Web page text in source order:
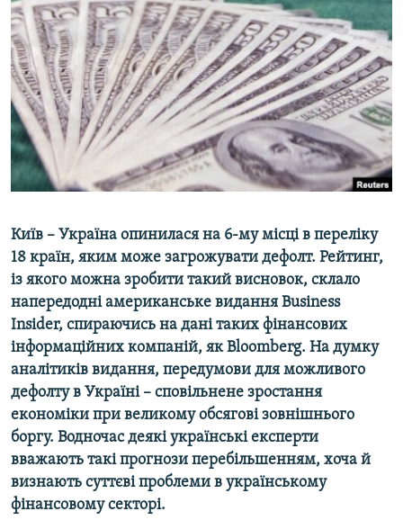
СВІТ
КИТАЙ.ВИКЛИКИ
МУЛЬТИМЕДІА
ФОТО
СПЕЦПРОЄКТИ
ПОДКАСТИ
УКР
КТАТ
ДОЛУЧАЙСЯ!
Усі сайти RFE/RL
Київ – Україна опинилася на 6-му місці в переліку
18 країн, яким може загрожувати дефолт. Рейтинг,
із якого можна зробити такий висновок, склало
напередодні американське видання Business
Insider, спираючись на дані таких фінансових
інформаційних компаній, як Bloomberg. На думку
аналітиків видання, передумови для можливого
дефолту в Україні – сповільнене зростання
економіки при великому обсягові зовнішнього
боргу. Водночас деякі українські експерти
вважають такі прогнози перебільшенням, хоча й
визнають суттєві проблеми в українському
фінансовому секторі.